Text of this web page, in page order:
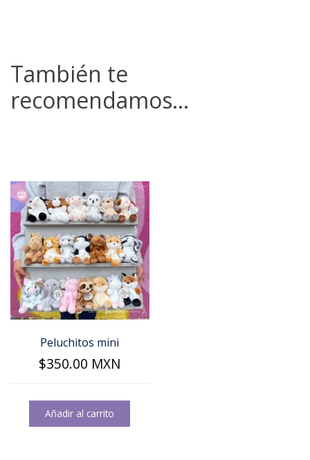
También te
recomendamos…
Peluchitos mini
$350.00 MXN
Añadir al carrito